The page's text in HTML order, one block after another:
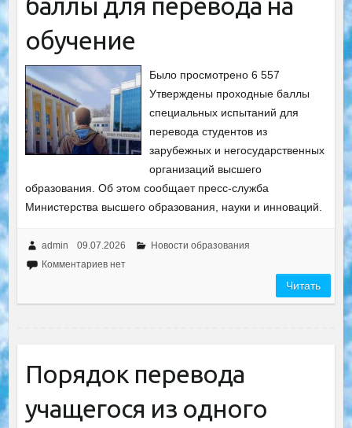
обучение
Было просмотрено 6 557
Утверждены проходные баллы
специальных испытаний для
перевода студентов из
зарубежных и негосударственных
организаций высшего
образования. Об этом сообщает пресс-служба
Министерства высшего образования, науки и инноваций.
admin 09.07.2026
Новости образования
Комментариев нет
Читать
Порядок перевода
учащегося из одного